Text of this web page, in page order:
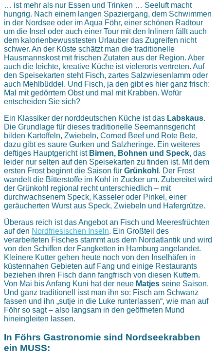
… ist mehr als nur Essen und Trinken … Seeluft macht
hungrig. Nach einem langen Spaziergang, dem Schwimmen
in der Nordsee oder im Aqua Föhr, einer schönen Radtour
um die Insel oder auch einer Tour mit den Inlinern fällt auch
dem kalorienbewusstesten Urlauber das Zugreifen nicht
schwer. An der Küste schätzt man die traditionelle
Hausmannskost mit frischen Zutaten aus der Region. Aber
auch die leichte, kreative Küche ist vielerorts vertreten. Auf
den Speisekarten steht Fisch, zartes Salzwiesenlamm oder
auch Mehlbüddel. Und Fisch, ja den gibt es hier ganz frisch:
Mal mit gedörrtem Obst und mal mit Krabben. Wofür
entscheiden Sie sich?
Ein Klassiker der norddeutschen Küche ist das Labskaus.
Die Grundlage für dieses traditionelle Seemannsgericht
bilden Kartoffeln, Zwiebeln, Corned Beef und Rote Bete,
dazu gibt es saure Gurken und Salzheringe. Ein weiteres
deftiges Hauptgericht ist Birnen, Bohnen und Speck, das
leider nur selten auf den Speisekarten zu finden ist. Mit dem
ersten Frost beginnt die Saison für Grünkohl . Der Frost
wandelt die Bitterstoffe im Kohl in Zucker um. Zubereitet wird
der Grünkohl regional recht unterschiedlich – mit
durchwachsenem Speck, Kasseler oder Pinkel, einer
geräucherten Wurst aus Speck, Zwiebeln und Hafergrütze.
Überaus reich ist das Angebot an Fisch und Meeresfrüchten
auf den Nordfriesischen Inseln. Ein Großteil des
verarbeiteten Fisches stammt aus dem Nordatlantik und wird
von den Schiffen der Fangketten in Hamburg angelandet.
Kleinere Kutter gehen heute noch von den Inselhäfen in
küstennahen Gebieten auf Fang und einige Restaurants
beziehen ihren Fisch dann fangfrisch von diesen Kuttern.
Von Mai bis Anfang Kuni hat der neue Matjes seine Saison.
Und ganz traditionell isst man ihn so: Fisch am Schwanz
fassen und ihn „sutje in die Luke runterlassen“, wie man auf
Föhr so sagt – also langsam in den geöffneten Mund
hineingleiten lassen.
In Föhrs Gastronomie sind Nordseekrabben
ein MUSS: